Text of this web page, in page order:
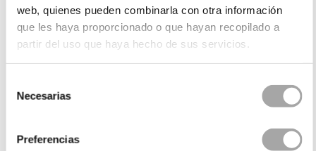
web, quienes pueden combinarla con otra información
que les haya proporcionado o que hayan recopilado a
partir del uso que haya hecho de sus servicios.
Necesarias
Preferencias